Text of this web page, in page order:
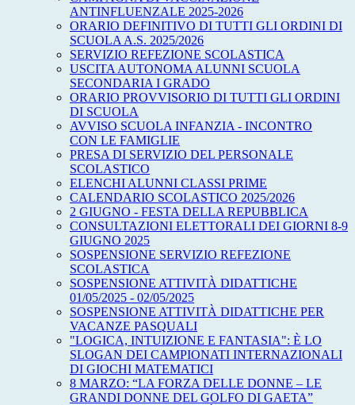
ANTINFLUENZALE 2025-2026
ORARIO DEFINITIVO DI TUTTI GLI ORDINI DI
SCUOLA A.S. 2025/2026
SERVIZIO REFEZIONE SCOLASTICA
USCITA AUTONOMA ALUNNI SCUOLA
SECONDARIA I GRADO
ORARIO PROVVISORIO DI TUTTI GLI ORDINI
DI SCUOLA
AVVISO SCUOLA INFANZIA - INCONTRO
CON LE FAMIGLIE
PRESA DI SERVIZIO DEL PERSONALE
SCOLASTICO
ELENCHI ALUNNI CLASSI PRIME
CALENDARIO SCOLASTICO 2025/2026
2 GIUGNO - FESTA DELLA REPUBBLICA
CONSULTAZIONI ELETTORALI DEI GIORNI 8-9
GIUGNO 2025
SOSPENSIONE SERVIZIO REFEZIONE
SCOLASTICA
SOSPENSIONE ATTIVITÀ DIDATTICHE
01/05/2025 - 02/05/2025
SOSPENSIONE ATTIVITÀ DIDATTICHE PER
VACANZE PASQUALI
"LOGICA, INTUIZIONE E FANTASIA": È LO
SLOGAN DEI CAMPIONATI INTERNAZIONALI
DI GIOCHI MATEMATICI
8 MARZO: “LA FORZA DELLE DONNE – LE
GRANDI DONNE DEL GOLFO DI GAETA”